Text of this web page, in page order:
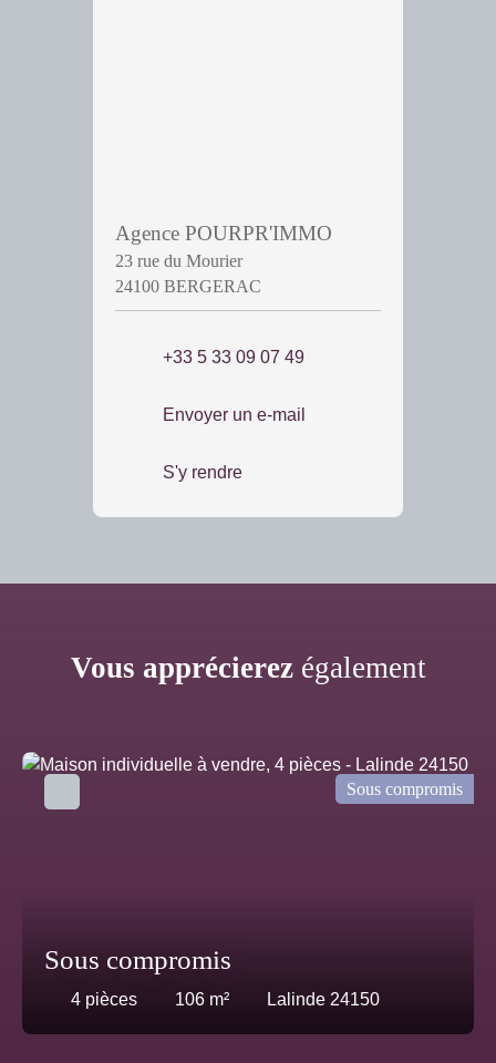
Agence POURPR'IMMO
23 rue du Mourier
24100 BERGERAC
+33 5 33 09 07 49
Envoyer un e-mail
S'y rendre
Vous apprécierezégalement
Sous compromis
4 pièces 106 m² Lalinde 24150
Sous compromis